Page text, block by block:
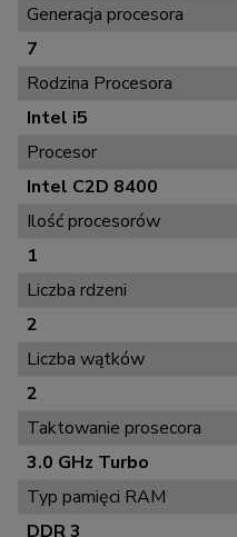
Generacja procesora
7
Rodzina Procesora
Intel i5
Procesor
Intel C2D 8400
Ilość procesorów
1
Liczba rdzeni
2
Liczba wątków
2
Taktowanie prosecora
3.0 GHz Turbo
Typ pamięci RAM
DDR 3